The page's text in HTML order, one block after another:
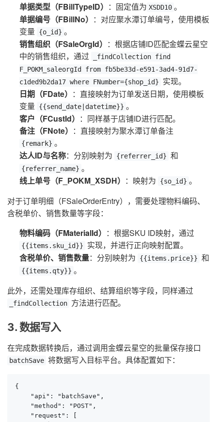
单据类型（FBillTypeID） ：固定值为 XSDD10 。
单据编号（FBillNo） ：对应聚水潭订单编号，使用模板
变量
{o_id} 。
销售组织（FSaleOrgId） ：根据店铺ID匹配金蝶云星空
中的销售组织，通过
_findCollection find
F_POKM_saleorgId from fb5be33d-e591-3ad4-91d7-
c1ded9b2da17 where FNumber={shop_id}
实现。
日期（FDate） ：直接映射为订单发送日期，使用模板
变量
{{send_date|datetime}} 。
客户（FCustId） ：同样基于店铺ID进行匹配。
备注（FNote） ：直接映射为聚水潭订单备注
{remark} 。
达人ID与名称：分别映射为 {referrer_id} 和
{referrer_name} 。
线上单号（F_POKM_XSDH） ：映射为 {so_id} 。
对于订单明细（FSaleOrderEntry），需要处理物料编码、
含税单价、销售数量等字段：
物料编码（FMaterialId） ：根据SKU ID映射，通过
{{items.sku_id}}
实现，并进行正向映射配置。
含税单价、销售数量：分别映射为 {{items.price}} 和
{{items.qty}} 。
此外，还需处理库存组织、结算组织等字段，同样通过
_findCollection 方法进行匹配。
3. 数据写入
在完成数据转换后，通过调用金蝶云星空的批量保存接口
batchSave 将数据写入目标平台。具体配置如下：
{
    "api": "batchSave",
    "method": "POST",
    "request": [